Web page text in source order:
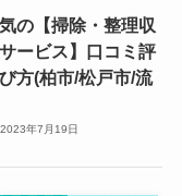
の【掃除・整理収
ービス】口コミ評
方(柏市/松戸市/流
2023年7月19日